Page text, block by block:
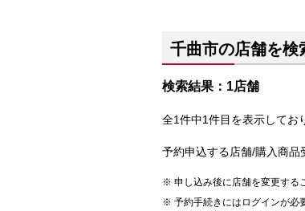
千曲市の店舗を検
検索結果：1店舗
全1件中1件目を表示してお
予約申込する店舗/購入商品
申し込み後に店舗を変更する
予約手続きにはログインが必